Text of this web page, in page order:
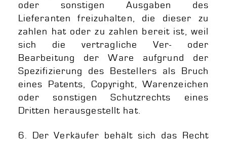
oder sonstigen Ausgaben des
Lieferanten freizuhalten, die dieser zu
zahlen hat oder zu zahlen bereit ist, weil
sich die vertragliche Ver- oder
Bearbeitung der Ware aufgrund der
Spezifizierung des Bestellers als Bruch
eines Patents, Copyright, Warenzeichen
oder sonstigen Schutzrechts eines
Dritten herausgestellt hat.
6. Der Verkäufer behält sich das Recht